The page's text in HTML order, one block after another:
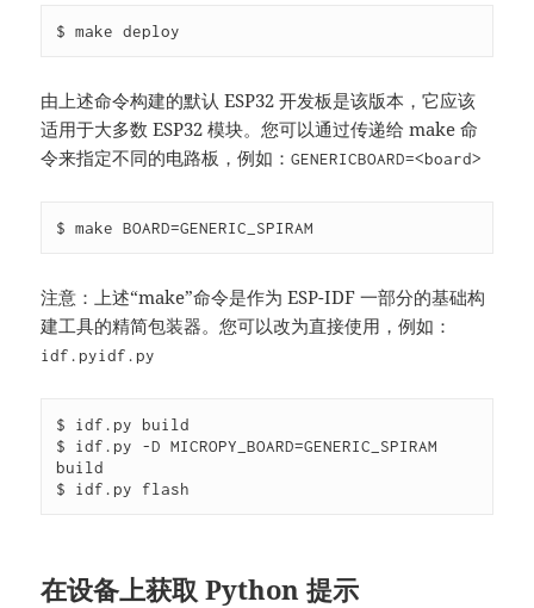
$ make deploy
由上述命令构建的默认 ESP32 开发板是该版本，它应该
适用于大多数 ESP32 模块。您可以通过传递给 make 命
令来指定不同的电路板，例如：GENERICBOARD=<board>
$ make BOARD=GENERIC_SPIRAM
注意：上述“make”命令是作为 ESP-IDF 一部分的基础构
建工具的精简包装器。您可以改为直接使用，例如：
idf.pyidf.py
$ idf.py build
$ idf.py -D MICROPY_BOARD=GENERIC_SPIRAM
build
$ idf.py flash
在设备上获取 Python 提示